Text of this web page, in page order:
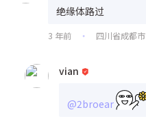
绝缘体路过
3 年前 • 四川省成都市
vian
@2broear